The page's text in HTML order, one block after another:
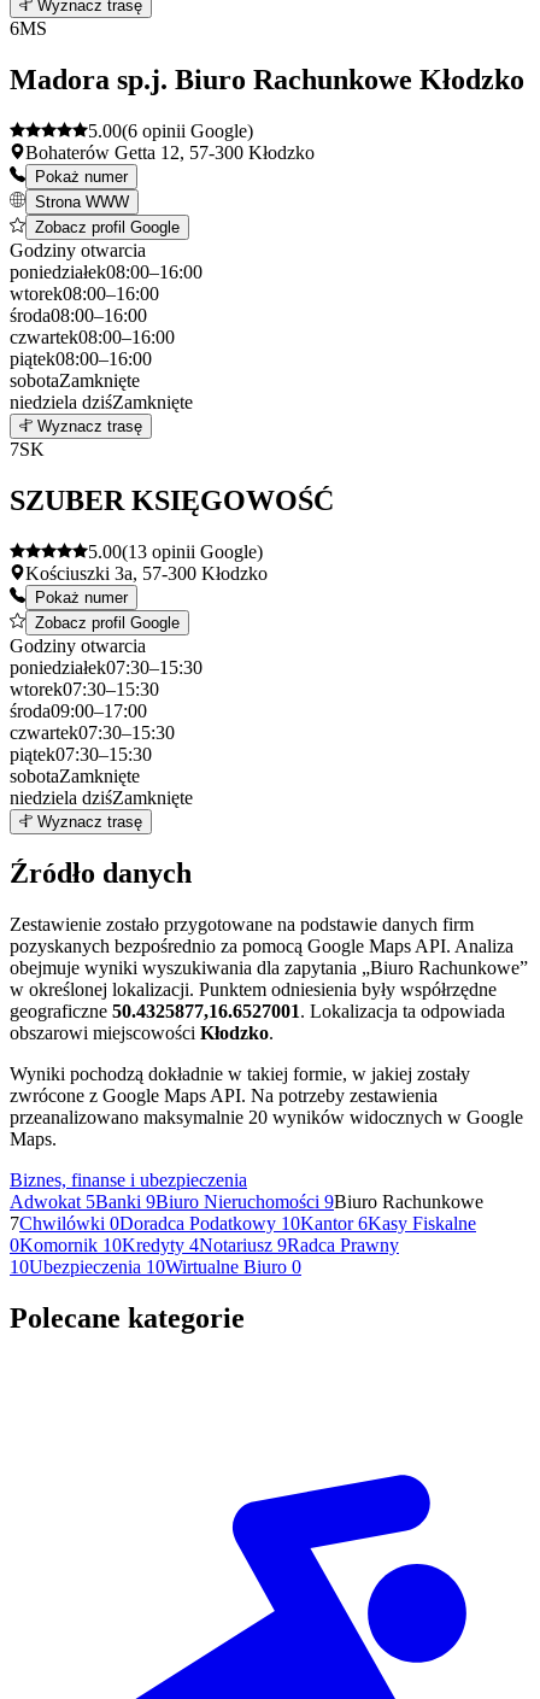
+
Wyznacz trasę
6MS
Madora sp.j. Biuro Rachunkowe Kłodzko
5.00(6 opinii Google)
Bohaterów Getta 12, 57-300 Kłodzko
Pokaż numer
Strona WWW
Zobacz profil Google
Godziny otwarcia
poniedziałek08:00–16:00
wtorek08:00–16:00
środa08:00–16:00
czwartek08:00–16:00
piątek08:00–16:00
sobotaZamknięte
niedziela dziśZamknięte
+
Wyznacz trasę
7SK
SZUBER KSIĘGOWOŚĆ
5.00(13 opinii Google)
Kościuszki 3a, 57-300 Kłodzko
Pokaż numer
Zobacz profil Google
Godziny otwarcia
poniedziałek07:30–15:30
wtorek07:30–15:30
środa09:00–17:00
czwartek07:30–15:30
piątek07:30–15:30
sobotaZamknięte
niedziela dziśZamknięte
+
−
Wyznacz trasę
Źródło danych
Zestawienie zostało przygotowane na podstawie danych firm
pozyskanych bezpośrednio za pomocą Google Maps API. Analiza
obejmuje wyniki wyszukiwania dla zapytania „Biuro Rachunkowe”
w określonej lokalizacji. Punktem odniesienia były współrzędne
geograficzne 50.4325877,16.6527001. Lokalizacja ta odpowiada
obszarowi miejscowości Kłodzko.
Wyniki pochodzą dokładnie w takiej formie, w jakiej zostały
zwrócone z Google Maps API. Na potrzeby zestawienia
przeanalizowano maksymalnie 20 wyników widocznych w Google
Maps.
Biznes, finanse i ubezpieczenia
Adwokat 5Banki 9Biuro Nieruchomości 9Biuro Rachunkowe
7Chwilówki 0Doradca Podatkowy 10Kantor6Kasy Fiskalne
0Komornik 10Kredyty 4Notariusz 9Radca Prawny
10Ubezpieczenia 10Wirtualne Biuro 0
Polecane kategorie